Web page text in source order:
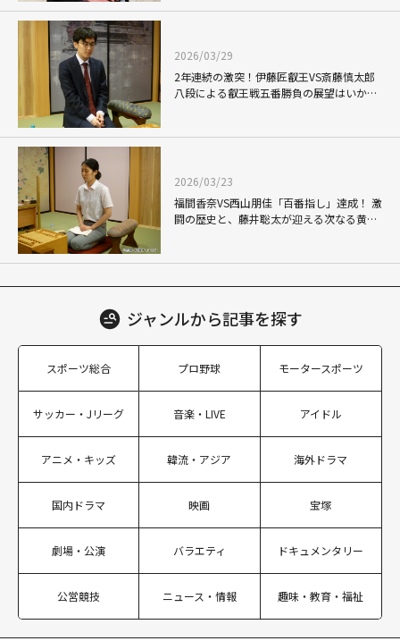
2026/03/29
2年連続の激突！伊藤匠叡王VS斎藤慎太郎
八段による叡王戦五番勝負の展望はいか
2026/03/23
福間香奈VS西山朋佳「百番指し」達成！ 激
闘の歴史と、藤井聡太が迎える次なる黄金
ジャンルから記事を探す
スポーツ総合 プロ野球 モータースポーツ
サッカー・Jリーグ 音楽・LIVE アイドル
アニメ・キッズ 韓流・アジア 海外ドラマ
国内ドラマ 映画 宝塚
劇場・公演 バラエティ ドキュメンタリー
公営競技 ニュース・情報 趣味・教育・福祉